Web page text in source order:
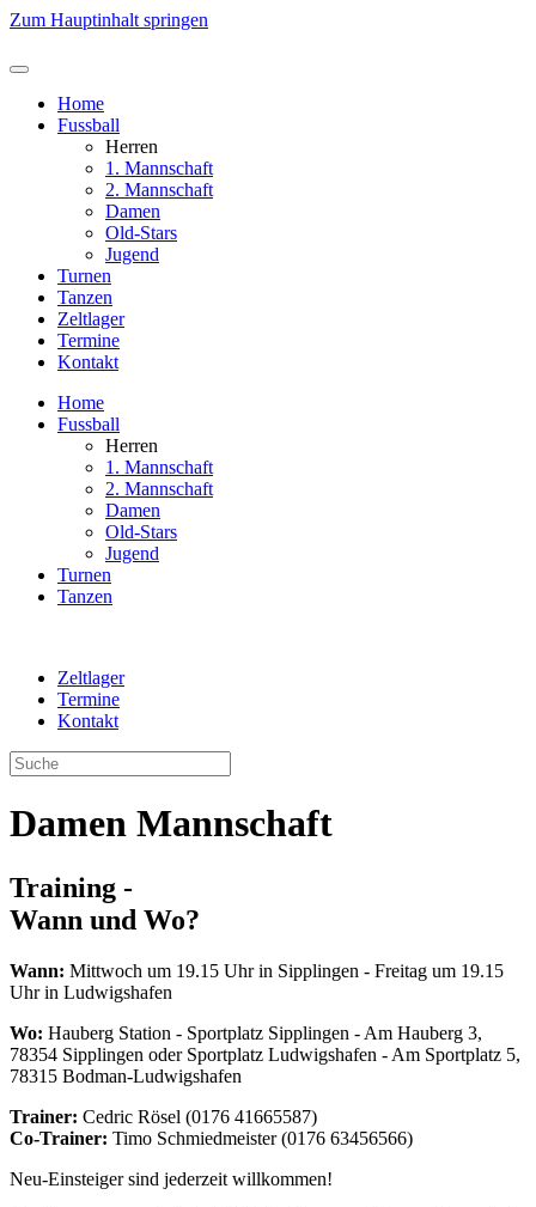
Zum Hauptinhalt springen
Home
Fussball
Herren
1. Mannschaft
2. Mannschaft
Damen
Old-Stars
Jugend
Turnen
Tanzen
Zeltlager
Termine
Kontakt
Home
Fussball
Herren
1. Mannschaft
2. Mannschaft
Damen
Old-Stars
Jugend
Turnen
Tanzen
Zeltlager
Termine
Kontakt
Damen Mannschaft
Training -
Wann und Wo?
Wann: Mittwoch um 19.15 Uhr in Sipplingen - Freitag um 19.15
Uhr in Ludwigshafen
Wo: Hauberg Station - Sportplatz Sipplingen - Am Hauberg 3,
78354 Sipplingen oder Sportplatz Ludwigshafen - Am Sportplatz 5,
78315 Bodman-Ludwigshafen
Trainer: Cedric Rösel (0176 41665587)
Co-Trainer: Timo Schmiedmeister (0176 63456566)
Neu-Einsteiger sind jederzeit willkommen!